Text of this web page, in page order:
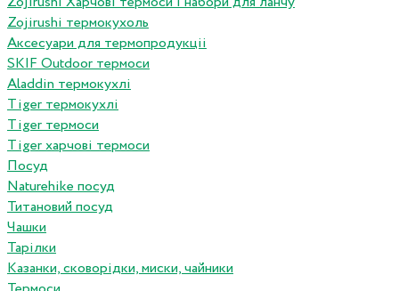
Zojirushi термокухоль
Аксесуари для термопродукціі
SKIF Outdoor термоси
Aladdin термокухлі
Tiger термокухлі
Tiger термоси
Tiger харчові термоси
Посуд
Naturehike посуд
Титановий посуд
Чашки
Тарілки
Казанки, сковорідки, миски, чайники